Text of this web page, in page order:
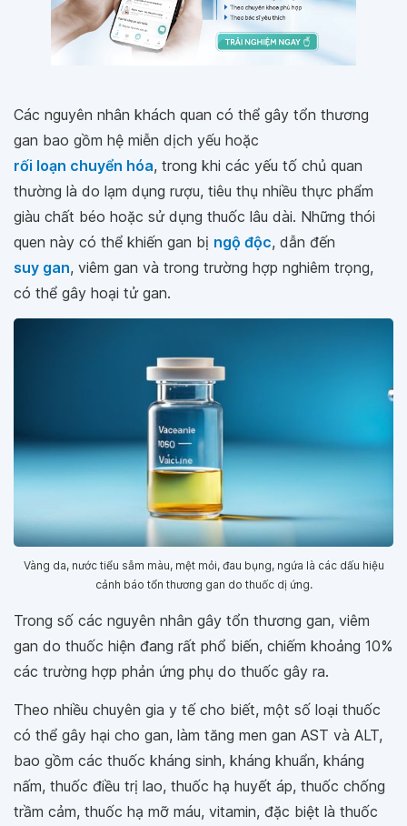
Các nguyên nhân khách quan có thể gây tổn thương
gan bao gồm hệ miễn dịch yếu hoặc
rối loạn chuyển hóa, trong khi các yếu tố chủ quan
thường là do lạm dụng rượu, tiêu thụ nhiều thực phẩm
giàu chất béo hoặc sử dụng thuốc lâu dài. Những thói
quen này có thể khiến gan bị ngộ độc, dẫn đến
suy gan, viêm gan và trong trường hợp nghiêm trọng,
có thể gây hoại tử gan.
Vàng da, nước tiểu sẫm màu, mệt mỏi, đau bụng, ngứa là các dấu hiệu
cảnh báo tổn thương gan do thuốc dị ứng.
Trong số các nguyên nhân gây tổn thương gan, viêm
gan do thuốc hiện đang rất phổ biến, chiếm khoảng 10%
các trường hợp phản ứng phụ do thuốc gây ra.
Theo nhiều chuyên gia y tế cho biết, một số loại thuốc
có thể gây hại cho gan, làm tăng men gan AST và ALT,
bao gồm các thuốc kháng sinh, kháng khuẩn, kháng
nấm, thuốc điều trị lao, thuốc hạ huyết áp, thuốc chống
trầm cảm, thuốc hạ mỡ máu, vitamin, đặc biệt là thuốc